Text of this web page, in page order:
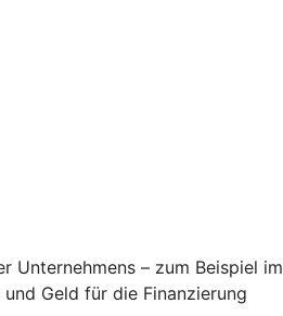
Unternehmens – zum Beispiel im
Geld für die Finanzierung